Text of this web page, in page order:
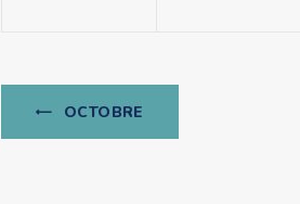
OCTOBRE